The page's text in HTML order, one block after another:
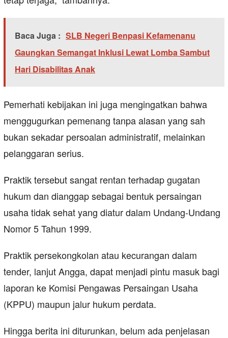
Baca Juga : SLB Negeri Benpasi Kefamenanu
Gaungkan Semangat Inklusi Lewat Lomba Sambut
Hari Disabilitas Anak
Pemerhati kebijakan ini juga mengingatkan bahwa
menggugurkan pemenang tanpa alasan yang sah
bukan sekadar persoalan administratif, melainkan
pelanggaran serius.
Praktik tersebut sangat rentan terhadap gugatan
hukum dan dianggap sebagai bentuk persaingan
usaha tidak sehat yang diatur dalam Undang-Undang
Nomor 5 Tahun 1999.
Praktik persekongkolan atau kecurangan dalam
tender, lanjut Angga, dapat menjadi pintu masuk bagi
laporan ke Komisi Pengawas Persaingan Usaha
(KPPU) maupun jalur hukum perdata.
Hingga berita ini diturunkan, belum ada penjelasan